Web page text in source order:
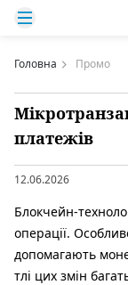
Головна Промо
платежів
12.06.2026
Блокчейн-
операції.
допомагають
тлі цих змін